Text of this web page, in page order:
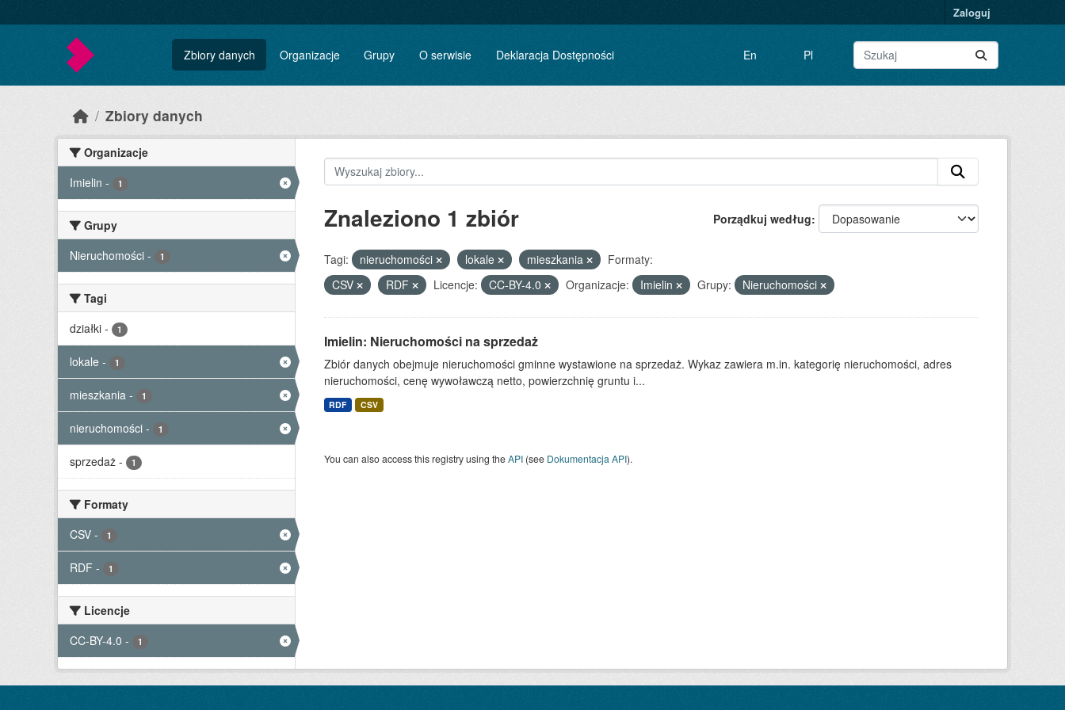
Zaloguj
Zbiory danych Organizacje Grupy O serwisie Deklaracja Dostępności En Pl
Zbiory danych
Organizacje
Imielin - 1
Grupy
Nieruchomości - 1
Tagi
działki - 1
lokale - 1
mieszkania - 1
nieruchomości - 1
sprzedaż - 1
Formaty
CSV - 1
RDF - 1
Licencje
CC-BY-4.0 - 1
Porządkuj według
Znaleziono 1 zbiór
Tagi: nieruchomości lokale mieszkania
Formaty:
CSV
RDF Licencje: CC-BY-4.0 Organizacje: Imielin Grupy: Nieruchomości
Imielin: Nieruchomości na sprzedaż
Zbiór danych obejmuje nieruchomości gminne wystawione na sprzedaż. Wykaz zawiera m.in. kategorię nieruchomości, adres
nieruchomości, cenę wywoławczą netto, powierzchnię gruntu i...
RDF CSV
You can also access this registry using theAPI(see Dokumentacja API).